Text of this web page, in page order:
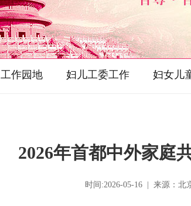
工作园地 妇儿工委工作 妇女儿
2026年首都中外家庭
时间:2026-05-16 | 来源：